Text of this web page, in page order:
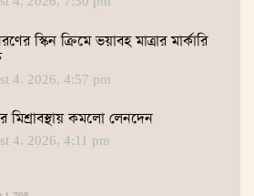
স্কিন ক্রিমে ভয়াবহ মাত্রার মার্কারি
4, 2026, 4:57 pm
মিশ্রাবস্থায় কমলো লেনদেন
4, 2026, 4:11 pm